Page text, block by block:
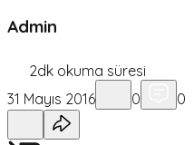
Admin
2dk okuma süresi
31 Mayıs 2016
0 0